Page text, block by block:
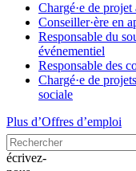
Chargé·e de
Conseiller·ère en
Responsable du
événementiel
Responsable des
Chargé·e de
sociale
Plus d’Offres d’emploi
écrivez-